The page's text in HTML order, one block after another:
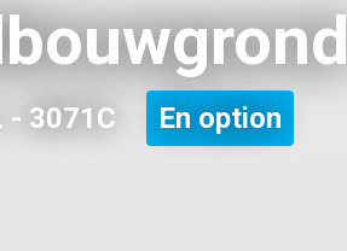
- 3071C En option